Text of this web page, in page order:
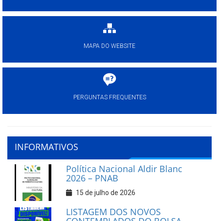
MAPA DO WEBSITE
PERGUNTAS FREQUENTES
INFORMATIVOS
Política Nacional Aldir Blanc
2026 – PNAB
15 de julho de 2026
LISTAGEM DOS NOVOS